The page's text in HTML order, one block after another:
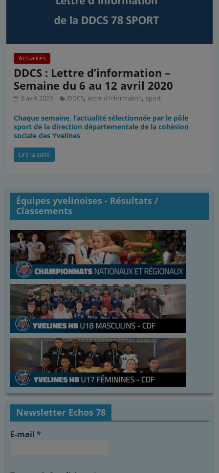
Actualités
DDCS : Lettre d’information –
Semaine du 6 au 12 avril 2020
8 avril 2020 DDCS, lettre d'information, sport
Chaque semaine, l’actualité sélectionnée par le pôle
sport de la direction départementale de la cohésion
sociale des Yvelines
Lire la suite
Équipes yvelinoises - Résultats /
Classements
Newsletter Echos 78
E-mail*